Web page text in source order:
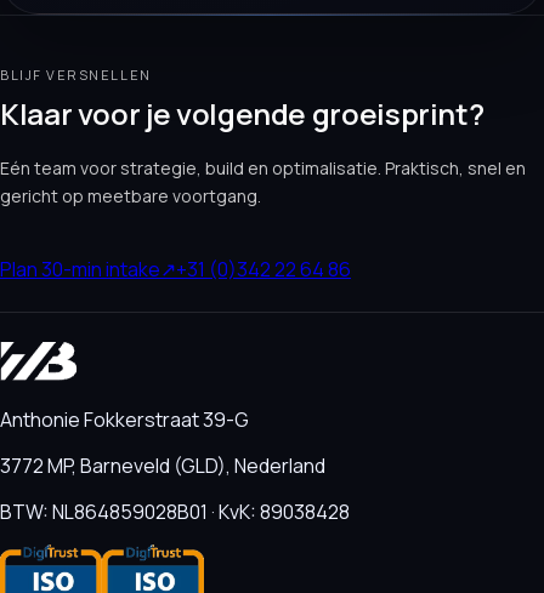
BLIJF VERSNELLEN
Klaar voor je volgende groeisprint?
Eén team voor strategie, build en optimalisatie. Praktisch, snel en
gericht op meetbare voortgang.
Plan 30-min intake↗+31 (0)342 22 64 86
Anthonie Fokkerstraat 39-G
3772 MP, Barneveld (GLD), Nederland
BTW: NL864859028B01 · KvK: 89038428